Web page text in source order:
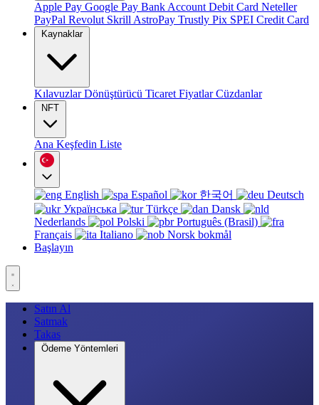
Apple Pay Google Pay Bank Account Debit Card Neteller
PayPal Revolut Skrill AstroPay Trustly Pix SPEI Credit Card
Kaynaklar
KılavuzlarDönüştürücü Ticaret FiyatlarCüzdanlar
NFT
Ana Keşfedin Liste
English Español 한국어
Deutsch
Українська
Türkçe
Dansk
Nederlands
Polski
Português (Brasil)
Français
Italiano
Norsk bokmål
Başlayın
Satın Al
Satmak
Takas
Ödeme Yöntemleri